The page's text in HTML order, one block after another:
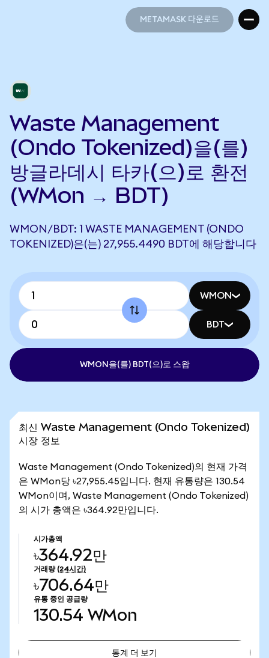
METAMASK 다운로드
Waste Management
(Ondo Tokenized)을(를)
방글라데시 타카(으)로 환전
(WMon → BDT)
WMON/BDT: 1 WASTE MANAGEMENT (ONDO
TOKENIZED)은(는) 27,955.4490 BDT에 해당합니다
WMON
BDT
WMON을(를) BDT(으)로 스왑
최신 Waste Management (Ondo Tokenized)
시장 정보
Waste Management (Ondo Tokenized)의 현재 가격
은 WMon당 ৳27,955.45입니다. 현재 유통량은 130.54
WMon이며, Waste Management (Ondo Tokenized)
의 시가 총액은 ৳364.92만입니다.
시가총액
৳364.92만
거래량 (24시간)
৳706.64만
유통 중인 공급량
130.54 WMon
통계 더 보기